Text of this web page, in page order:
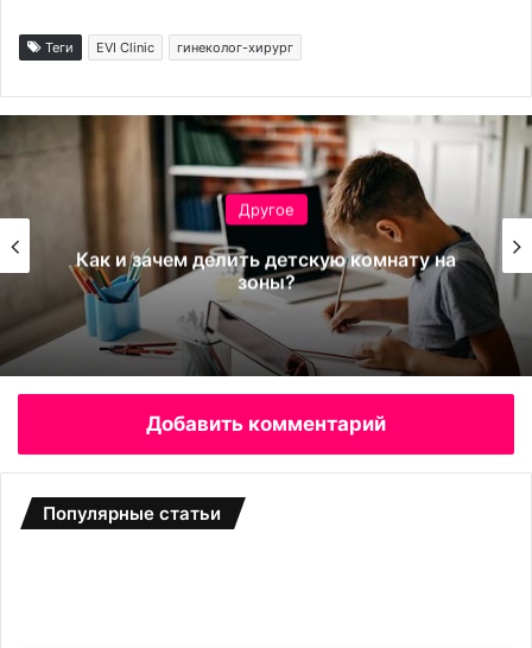
Теги EVI Clinic гинеколог-хирург
Другое
Как и зачем делить детскую комнату на
зоны?
Добавить комментарий
Популярные статьи